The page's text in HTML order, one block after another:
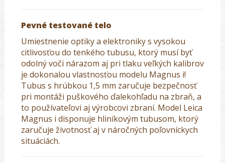
Pevné testované telo
Umiestnenie optiky a elektroniky s vysokou
citlivosťou do tenkého tubusu, ktorý musí byť
odolný voči nárazom aj pri tlaku veľkých kalibrov
je dokonalou vlastnosťou modelu Magnus i!
Tubus s hrúbkou 1,5 mm zaručuje bezpečnosť
pri montáži puškového ďalekohľadu na zbraň, a
to používateľovi aj výrobcovi zbraní. Model Leica
Magnus i disponuje hliníkovým tubusom, ktorý
zaručuje životnosť aj v náročných poľovníckych
situáciách.